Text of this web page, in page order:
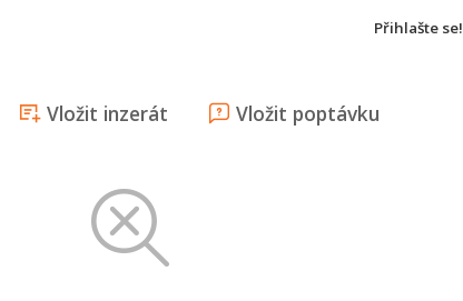
Přihlašte se!
Vložit inzerát Vložit poptávku